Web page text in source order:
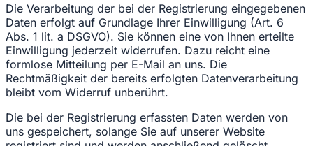
Die Verarbeitung der bei der Registrierung eingegebenen
Daten erfolgt auf Grundlage Ihrer Einwilligung (Art. 6
Abs. 1 lit. a DSGVO). Sie können eine von Ihnen erteilte
Einwilligung jederzeit widerrufen. Dazu reicht eine
formlose Mitteilung per E-Mail an uns. Die
Rechtmäßigkeit der bereits erfolgten Datenverarbeitung
bleibt vom Widerruf unberührt.
Die bei der Registrierung erfassten Daten werden von
uns gespeichert, solange Sie auf unserer Website